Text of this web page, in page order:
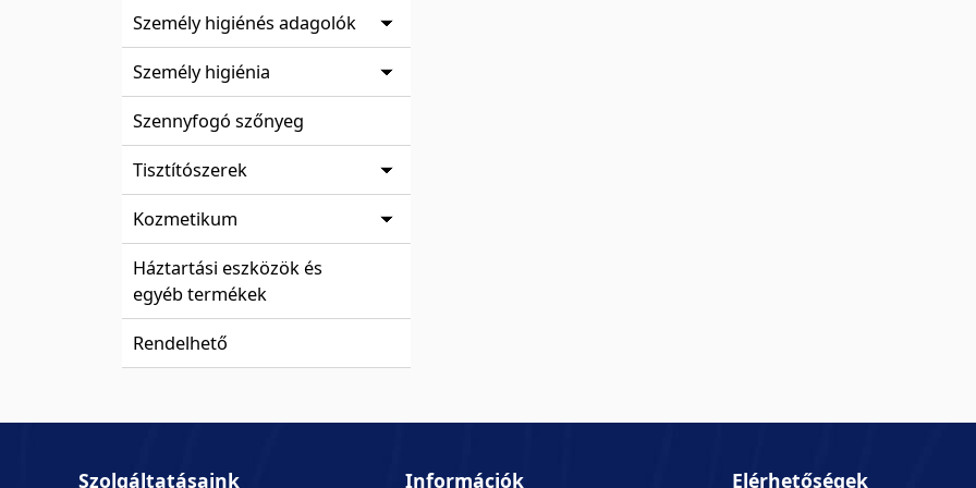
Személy higiénés adagolók
Személy higiénia
Szennyfogó szőnyeg
Tisztítószerek
Kozmetikum
Háztartási eszközök és
egyéb termékek
Rendelhető
Szolgáltatásaink Információk Elérhetőségek